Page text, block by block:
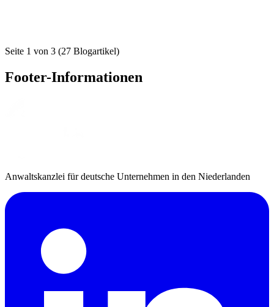
Seite 1 von 3 (27 Blogartikel)
Footer-Informationen
Anwaltskanzlei für deutsche Unternehmen in den Niederlanden